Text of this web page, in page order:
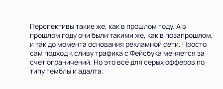
Перспективы такие же, как в прошлом году. А в
прошлом году они были такими же, как в позапрошлом,
и так до момента основания рекламной сети. Просто
сам подход к сливу трафика с Фейсбука меняется за
счет ограничений. Но это всё для серых офферов по
типу гемблы и адалта.